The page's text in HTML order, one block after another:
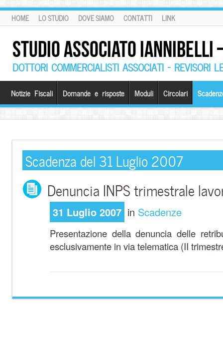
HOME LO STUDIO DOVE SIAMO CONTATTI LINK
STUDIO ASSOCIATO
DOTTORI COMMERCIALISTI ASSOCIATI – REVISORI
Notizie Fiscali Domande e risposte Moduli Circolari
Scadenza del 31 Luglio 2007
Denuncia INPS trimestrale
31 Luglio 2007 in Scadenze
Presentazione della denuncia delle
esclusivamente in via telematica (II